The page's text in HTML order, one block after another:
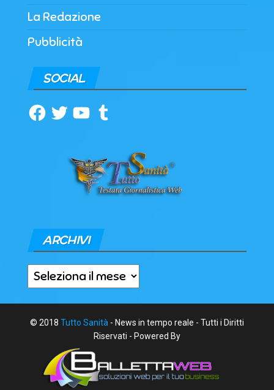
La Redazione
Pubblicità
SOCIAL
Facebook
TwitterYouTubeTumblr
ARCHIVI
Archivi
© 2018 Tutto Sanità - News in tempo reale - Tutti i Diritti
Riservati - Powered By